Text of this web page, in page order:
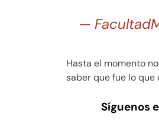
—
Hasta el momento
saber que fue lo que
Síguenos